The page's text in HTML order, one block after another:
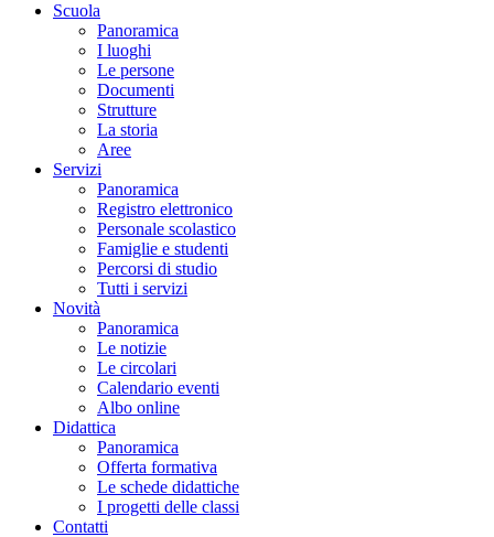
Scuola
Panoramica
I luoghi
Le persone
Documenti
Strutture
La storia
Aree
Servizi
Panoramica
Registro elettronico
Personale scolastico
Famiglie e studenti
Percorsi di studio
Tutti i servizi
Novità
Panoramica
Le notizie
Le circolari
Calendario eventi
Albo online
Didattica
Panoramica
Offerta formativa
Le schede didattiche
I progetti delle classi
Contatti